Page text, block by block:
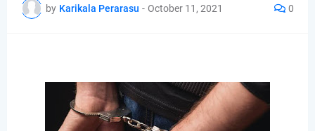
by Karikala Perarasu - October 11, 2021 0